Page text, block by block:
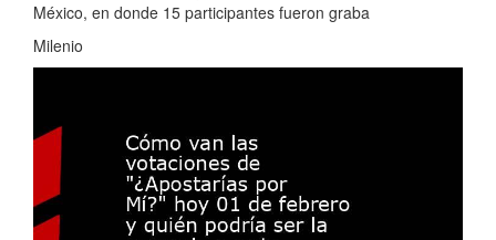
México, en donde 15 participantes fueron graba
Milenio